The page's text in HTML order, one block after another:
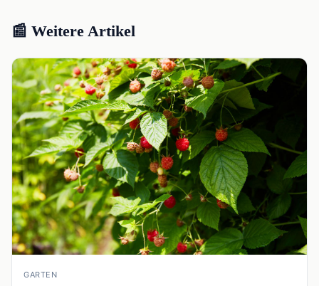
📰 Weitere Artikel
📰
GARTEN